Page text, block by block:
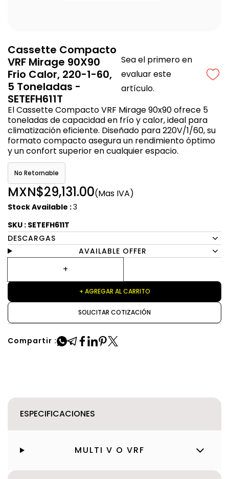
Cassette Compacto
VRF Mirage 90X90
Frio Calor, 220-1-60,
5 Toneladas -
SETEFH611T
Sea el primero en
evaluar este
artículo.
El Cassette Compacto VRF Mirage 90x90 ofrece 5
toneladas de capacidad en frío y calor, ideal para
climatización eficiente. Diseñado para 220V/1/60, su
formato compacto asegura un rendimiento óptimo
y un confort superior en cualquier espacio.
No Retornable
MXN$29,131.00(Mas IVA)
Stock Available :3
SKU : SETEFH611T
DESCARGAS
AVAILABLE OFFER
+ AGREGAR AL CARRITO
SOLICITAR COTIZACIÓN
Compartir :
ESPECIFICACIONES
MULTI V O VRF